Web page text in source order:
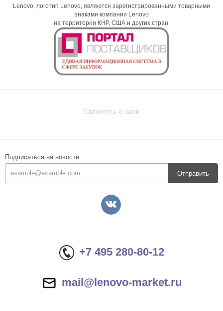
Lenovo, логотип Lenovo, являются зарегистрированными товарными
знаками компании Lenovo
на территории КНР, США и других стран.
Свяжитесь с нами
Подписаться на новости
Отправить
+7 495 280-80-12
mail@lenovo-market.ru